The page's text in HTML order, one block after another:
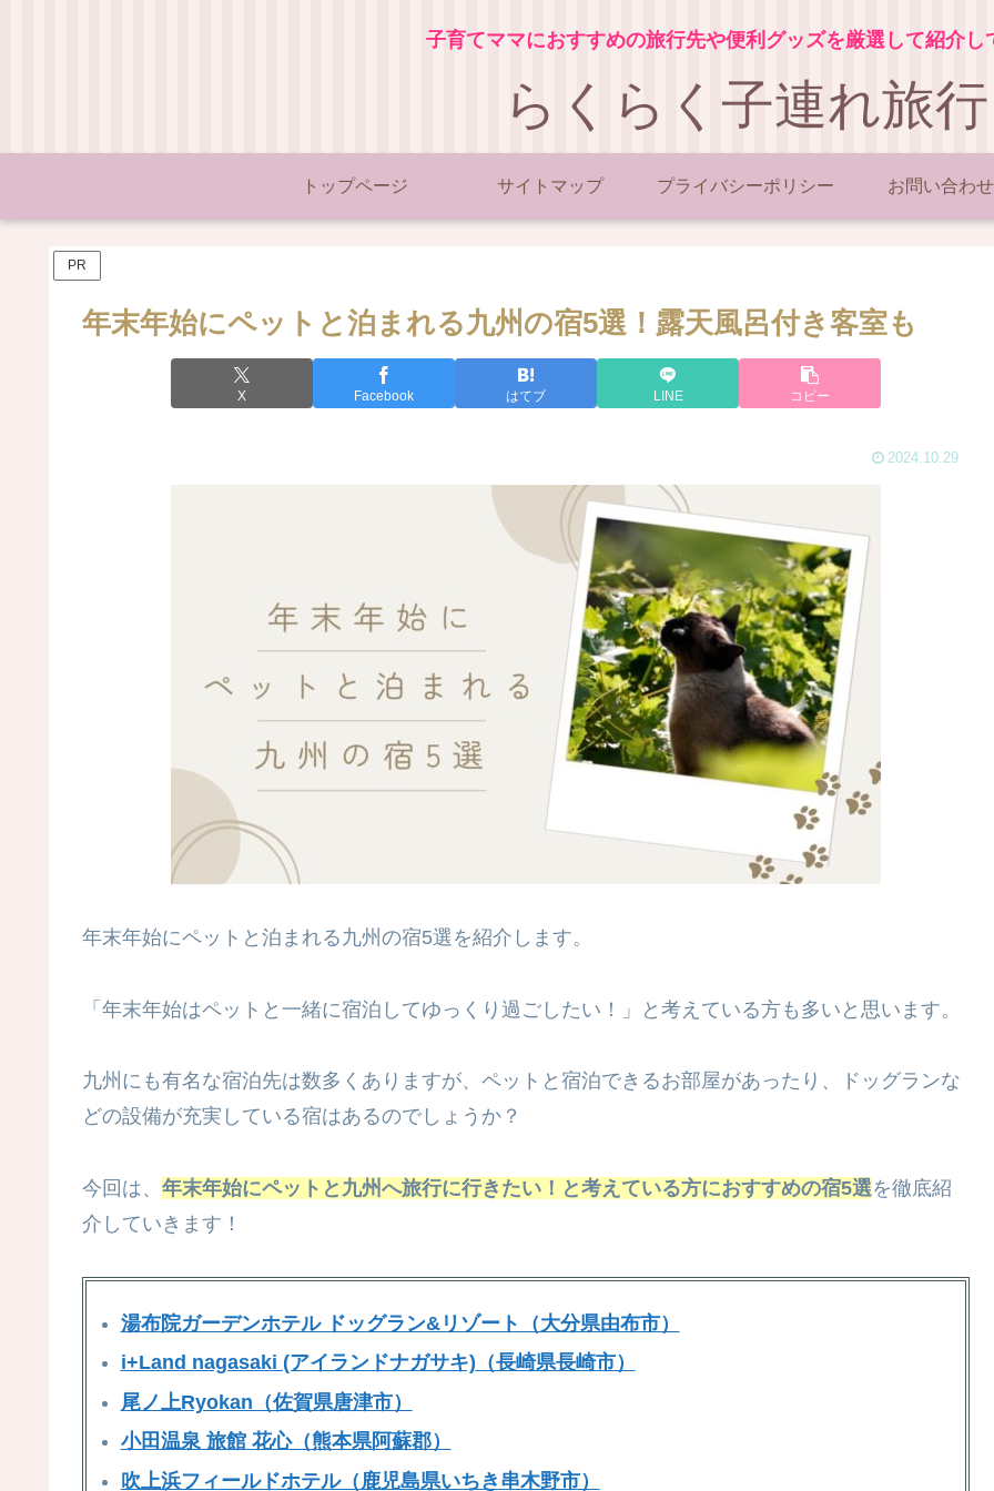
子育てママにおすすめの旅行先や便利グッズを厳選して紹介し
らくらく子連れ旅行
トップページ サイトマップ プライバシーポリシー お問い合わせ
PR
年末年始にペットと泊まれる九州の宿5選！露天風呂付き客室も
X Facebook はてブ LINE コピー
2024.10.29
年末年始にペットと泊まれる九州の宿5選を紹介します。
「年末年始はペットと一緒に宿泊してゆっくり過ごしたい！」と考えている方も多いと思います。
九州にも有名な宿泊先は数多くありますが、ペットと宿泊できるお部屋があったり、ドッグランな
どの設備が充実している宿はあるのでしょうか？
今回は、 年末年始にペットと九州へ旅行に行きたい！と考えている方におすすめの宿5選を徹底紹
介していきます！
湯布院ガーデンホテル ドッグラン&リゾート（大分県由布市）
i+Land nagasaki (アイランドナガサキ) （長崎県長崎市）
尾ノ上Ryokan（佐賀県唐津市）
小田温泉 旅館 花心（熊本県阿蘇郡）
吹上浜フィールドホテル（鹿児島県いちき串木野市）